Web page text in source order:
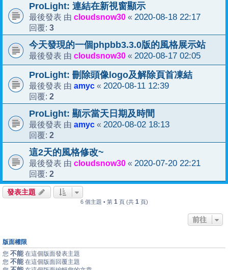
ProLight: 連結在新視窗顯示
最後發表 由 cloudsnow30 « 2020-08-18 22:17
回覆: 3
今天發現的一個phpbb3.3.0版的風格展示站
最後發表 由 cloudsnow30 « 2020-08-17 02:05
ProLight: 刪除頭像logo及解除頁首凍結
最後發表 由 amyc « 2020-08-11 12:39
回覆: 2
ProLight: 顯示當天日期及時間
最後發表 由 amyc « 2020-08-02 18:13
回覆: 2
這2天的風格修改~
最後發表 由 cloudsnow30 « 2020-07-20 22:21
回覆: 2
發表主題
6 個主題 • 第 1 頁 (共 1 頁)
前往
版面權限
您 不能 在這個版面發表主題
您 不能 在這個版面回覆主題